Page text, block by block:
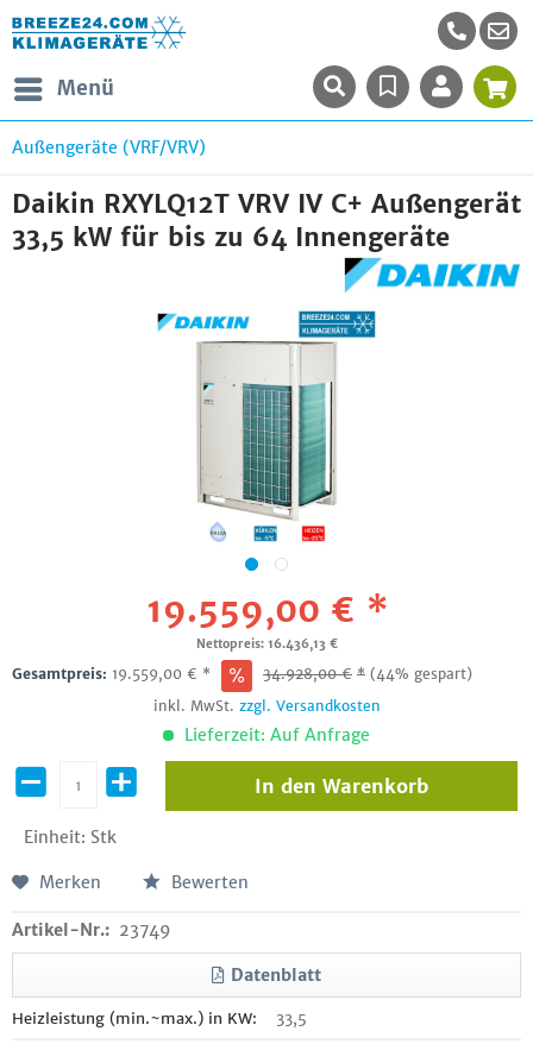
Menü
Außengeräte (VRF/VRV)
Daikin RXYLQ12T VRV IV C+ Außengerät
33,5 kW für bis zu 64 Innengeräte
19.559,00 € *
Nettopreis: 16.436,13 €
Gesamtpreis: 19.559,00 € * 34.928,00€ * (44% gespart)
inkl. MwSt. zzgl. Versandkosten
Lieferzeit: Auf Anfrage
Einheit: Stk
In den Warenkorb
Merken Bewerten
Artikel-Nr.: 23749
Datenblatt
Heizleistung (min.~max.) in KW: 33,5